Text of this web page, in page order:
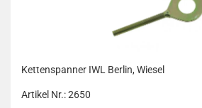
Kettenspanner IWL Berlin, Wiesel
Artikel Nr.: 2650